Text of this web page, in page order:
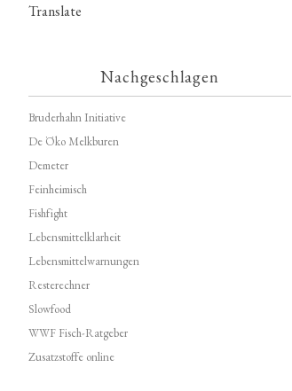
Translate
Nachgeschlagen
Bruderhahn Initiative
De Öko Melkburen
Demeter
Feinheimisch
Fishfight
Lebensmittelklarheit
Lebensmittelwarnungen
Resterechner
Slowfood
WWF Fisch-Ratgeber
Zusatzstoffe online